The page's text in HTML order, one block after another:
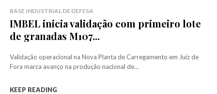
BASE INDUSTRIAL DE DEFESA
IMBEL inicia validação com primeiro lote
de granadas M107...
Validação operacional na Nova Planta de Carregamento em Juiz de
Fora marca avanço na produção nacional de...
KEEP READING